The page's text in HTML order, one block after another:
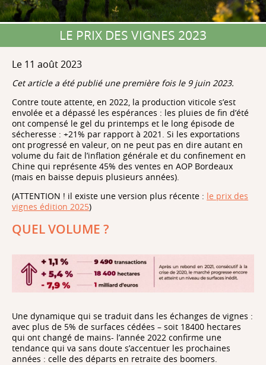
LE PRIX DES VIGNES 2023
Le 11 août 2023
Cet article a été publié une première fois le 9 juin 2023.
Contre toute attente, en 2022, la production viticole s’est
envolée et a dépassé les espérances : les pluies de fin d’été
ont compensé le gel du printemps et le long épisode de
sécheresse : +21% par rapport à 2021. Si les exportations
ont progressé en valeur, on ne peut pas en dire autant en
volume du fait de l’inflation générale et du confinement en
Chine qui représente 45% des ventes en AOP Bordeaux
(mais en baisse depuis plusieurs années).
(ATTENTION ! il existe une version plus récente : le prix des
vignes édition 2025)
QUEL VOLUME ?
Une dynamique qui se traduit dans les échanges de vignes :
avec plus de 5% de surfaces cédées – soit 18400 hectares
qui ont changé de mains- l’année 2022 confirme une
tendance qui va sans doute s’accentuer les prochaines
années : celle des départs en retraite des boomers.